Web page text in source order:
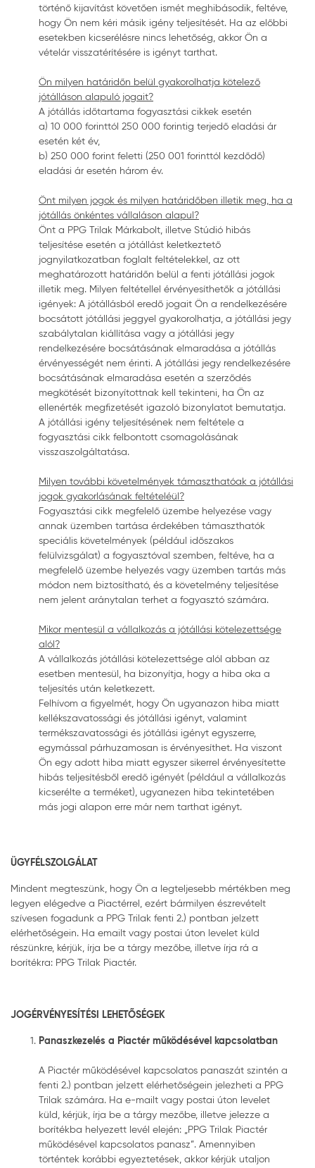
történő kijavítást követően ismét meghibásodik, feltéve,
hogy Ön nem kéri másik igény teljesítését. Ha az előbbi
esetekben kicserélésre nincs lehetőség, akkor Ön a
vételár visszatérítésére is igényt tarthat.
Ön milyen határidőn belül gyakorolhatja kötelező
jótálláson alapuló jogait?
A jótállás időtartama fogyasztási cikkek esetén
a) 10 000 forinttól 250 000 forintig terjedő eladási ár
esetén két év,
b) 250 000 forint feletti (250 001 forinttól kezdődő)
eladási ár esetén három év.
Önt milyen jogok és milyen határidőben illetik meg, ha a
jótállás önkéntes vállaláson alapul?
Önt a PPG Trilak Márkabolt, illetve Stúdió hibás
teljesítése esetén a jótállást keletkeztető
jognyilatkozatban foglalt feltételekkel, az ott
meghatározott határidőn belül a fenti jótállási jogok
illetik meg. Milyen feltétellel érvényesíthetők a jótállási
igények: A jótállásból eredő jogait Ön a rendelkezésére
bocsátott jótállási jeggyel gyakorolhatja, a jótállási jegy
szabálytalan kiállítása vagy a jótállási jegy
rendelkezésére bocsátásának elmaradása a jótállás
érvényességét nem érinti. A jótállási jegy rendelkezésére
bocsátásának elmaradása esetén a szerződés
megkötését bizonyítottnak kell tekinteni, ha Ön az
ellenérték megfizetését igazoló bizonylatot bemutatja.
A jótállási igény teljesítésének nem feltétele a
fogyasztási cikk felbontott csomagolásának
visszaszolgáltatása.
Milyen további követelmények támaszthatóak a jótállási
jogok gyakorlásának feltételéül?
Fogyasztási cikk megfelelő üzembe helyezése vagy
annak üzemben tartása érdekében támaszthatók
speciális követelmények (például időszakos
felülvizsgálat) a fogyasztóval szemben, feltéve, ha a
megfelelő üzembe helyezés vagy üzemben tartás más
módon nem biztosítható, és a követelmény teljesítése
nem jelent aránytalan terhet a fogyasztó számára.
Mikor mentesül a vállalkozás a jótállási kötelezettsége
alól?
A vállalkozás jótállási kötelezettsége alól abban az
esetben mentesül, ha bizonyítja, hogy a hiba oka a
teljesítés után keletkezett.
Felhívom a figyelmét, hogy Ön ugyanazon hiba miatt
kellékszavatossági és jótállási igényt, valamint
termékszavatossági és jótállási igényt egyszerre,
egymással párhuzamosan is érvényesíthet. Ha viszont
Ön egy adott hiba miatt egyszer sikerrel érvényesítette
hibás teljesítésből eredő igényét (például a vállalkozás
kicserélte a terméket), ugyanezen hiba tekintetében
más jogi alapon erre már nem tarthat igényt.
ÜGYFÉLSZOLGÁLAT
Mindent megteszünk, hogy Ön a legteljesebb mértékben meg
legyen elégedve a Piactérrel, ezért bármilyen észrevételt
szívesen fogadunk a PPG Trilak fenti 2.) pontban jelzett
elérhetőségein. Ha emailt vagy postai úton levelet küld
részünkre, kérjük, írja be a tárgy mezőbe, illetve írja rá a
borítékra: PPG Trilak Piactér.
JOGÉRVÉNYESÍTÉSI LEHETŐSÉGEK
Panaszkezelés a Piactér működésével kapcsolatban
A Piactér működésével kapcsolatos panaszát szintén a
fenti 2.) pontban jelzett elérhetőségein jelezheti a PPG
Trilak számára. Ha e-mailt vagy postai úton levelet
küld, kérjük, írja be a tárgy mezőbe, illetve jelezze a
borítékba helyezett levél elején: „PPG Trilak Piactér
működésével kapcsolatos panasz”. Amennyiben
történtek korábbi egyeztetések, akkor kérjük utaljon